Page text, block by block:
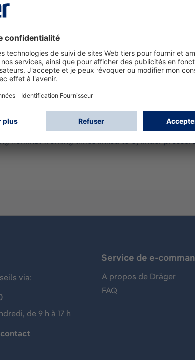
nominal working times linked to cylinder
via:
de 9 h à 17 h
Service de e-
A propos de Dräger
FAQ